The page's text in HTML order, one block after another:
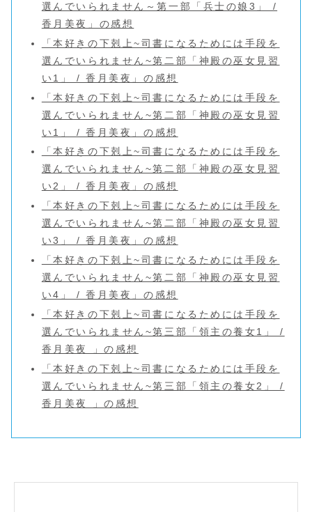
選んでいられません～第一部「兵士の娘3」 /
香月美夜」の感想
「本好きの下剋上~司書になるためには手段を
選んでいられません~第二部「神殿の巫女見習
い1」 / 香月美夜」の感想
「本好きの下剋上~司書になるためには手段を
選んでいられません~第二部「神殿の巫女見習
い1」 / 香月美夜」の感想
「本好きの下剋上~司書になるためには手段を
選んでいられません~第二部「神殿の巫女見習
い2」 / 香月美夜」の感想
「本好きの下剋上~司書になるためには手段を
選んでいられません~第二部「神殿の巫女見習
い3」 / 香月美夜」の感想
「本好きの下剋上~司書になるためには手段を
選んでいられません~第二部「神殿の巫女見習
い4」 / 香月美夜」の感想
「本好きの下剋上~司書になるためには手段を
選んでいられません~第三部「領主の養女1」 /
香月美夜 」の感想
「本好きの下剋上~司書になるためには手段を
選んでいられません~第三部「領主の養女2」 /
香月美夜 」の感想